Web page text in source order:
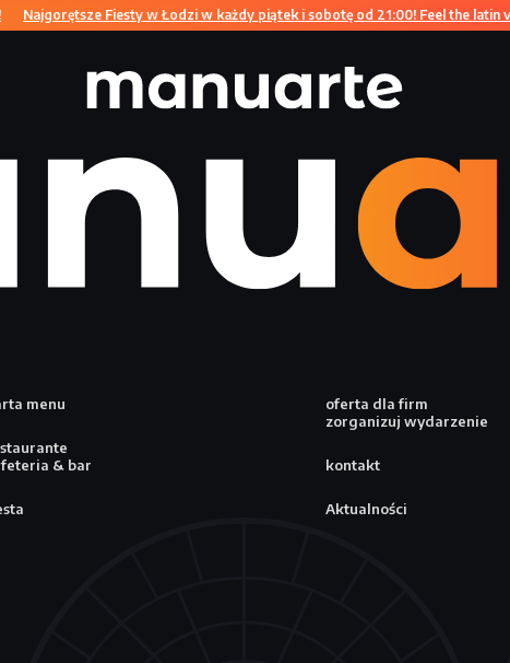
Najgorętsze Fiesty w Łodzi w każdy piątek i sobotę od 21:00! Feel the latin
menu
& bar
oferta dla firm
zorganizuj wydarzenie
kontakt
Aktualności